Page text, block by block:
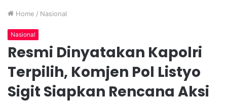
Home / Nasional
Nasional
Resmi Dinyatakan Kapolri
Terpilih, Komjen Pol Listyo
Sigit Siapkan Rencana Aksi